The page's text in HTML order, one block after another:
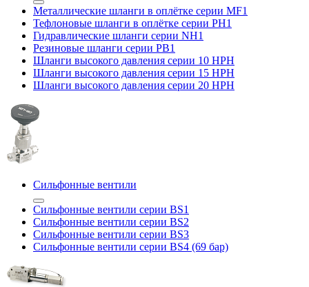
Металлические шланги в оплётке серии MF1
Тефлоновые шланги в оплётке серии PH1
Гидравлические шланги серии NH1
Резиновые шланги серии PB1
Шланги высокого давления серии 10 HPH
Шланги высокого давления серии 15 HPH
Шланги высокого давления серии 20 HPH
Сильфонные вентили
Сильфонные вентили серии BS1
Сильфонные вентили серии BS2
Сильфонные вентили серии BS3
Сильфонные вентили серии BS4 (69 бар)